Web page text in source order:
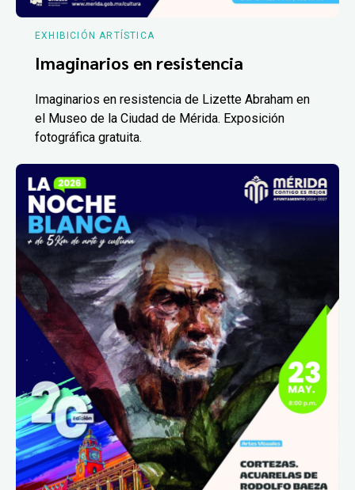
EXHIBICIÓN ARTÍSTICA
Imaginarios en resistencia
Imaginarios en resistencia de Lizette Abraham en
el Museo de la Ciudad de Mérida. Exposición
fotográfica gratuita.